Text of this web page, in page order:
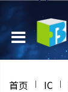
首页 IC